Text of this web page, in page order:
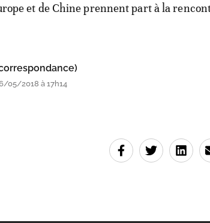
et de Chine prennent part à la
05/2018 à 17h14